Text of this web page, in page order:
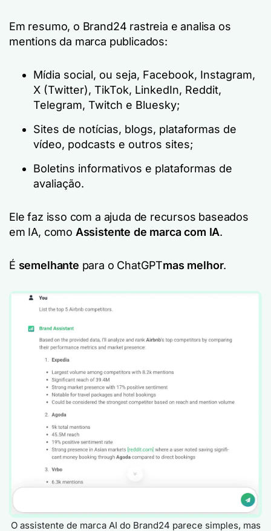
Em resumo, o Brand24 rastreia e analisa os
mentions da marca publicados:
Mídia social, ou seja, Facebook, Instagram,
X (Twitter), TikTok, LinkedIn, Reddit,
Telegram, Twitch e Bluesky;
Sites de notícias, blogs, plataformas de
vídeo, podcasts e outros sites;
Boletins informativos e plataformas de
avaliação.
Ele faz isso com a ajuda de recursos baseados
em IA, como Assistente de marca com IA.
É semelhante para o ChatGPTmas melhor.
O assistente de marca AI do Brand24 parece simples, mas